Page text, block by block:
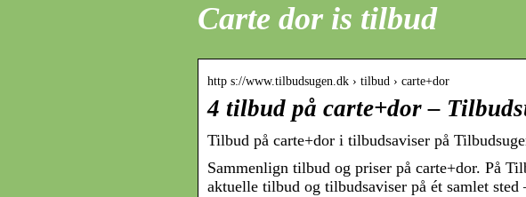
Carte dor is tilbud
http s://www.tilbudsugen.dk › tilbud › carte+dor
4 tilbud på carte+dor –
Tilbud på carte+dor i tilbudsaviser på
Sammenlign tilbud og priser på carte+dor. På
aktuelle tilbud og tilbudsaviser på ét samlet